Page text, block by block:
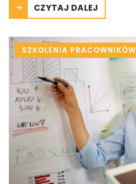
CZYTAJ DALEJ
SZKOLENIA PRACOWNIKÓW